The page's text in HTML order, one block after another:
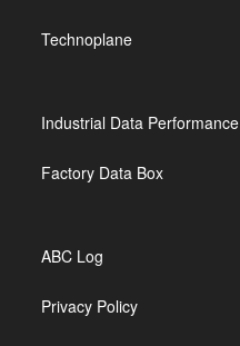
Technoplane
Industrial Data Performance
Factory Data Box
ABC Log
Privacy Policy